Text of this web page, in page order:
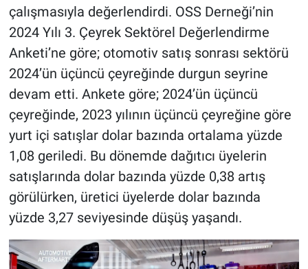
çalışmasıyla değerlendirdi. OSS Derneği’nin
2024 Yılı 3. Çeyrek Sektörel Değerlendirme
Anketi’ne göre; otomotiv satış sonrası sektörü
2024’ün üçüncü çeyreğinde durgun seyrine
devam etti. Ankete göre; 2024’ün üçüncü
çeyreğinde, 2023 yılının üçüncü çeyreğine göre
yurt içi satışlar dolar bazında ortalama yüzde
1,08 geriledi. Bu dönemde dağıtıcı üyelerin
satışlarında dolar bazında yüzde 0,38 artış
görülürken, üretici üyelerde dolar bazında
yüzde 3,27 seviyesinde düşüş yaşandı.